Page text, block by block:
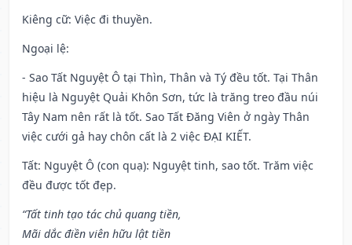
Kiêng cữ: Việc đi thuyền.
Ngoại lệ:
- Sao Tất Nguyệt Ô tại Thìn, Thân và Tý đều tốt. Tại Thân
hiệu là Nguyệt Quải Khôn Sơn, tức là trăng treo đầu núi
Tây Nam nên rất là tốt. Sao Tất Đăng Viên ở ngày Thân
việc cưới gả hay chôn cất là 2 việc ĐẠI KIẾT.
Tất: Nguyệt Ô (con quạ): Nguyệt tinh, sao tốt. Trăm việc
đều được tốt đẹp.
“Tất tinh tạo tác chủ quang tiền,
Mãi dắc điền viên hữu lật tiền